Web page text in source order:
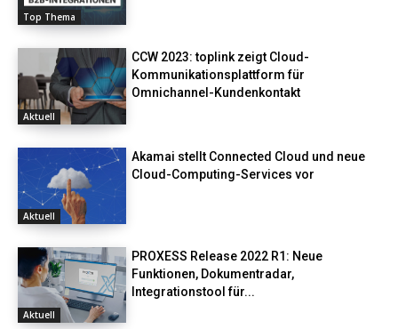
Top Thema
Aktuell
CCW 2023: toplink zeigt Cloud-
Kommunikationsplattform für
Omnichannel-Kundenkontakt
Aktuell
Akamai stellt Connected Cloud und neue
Cloud-Computing-Services vor
Aktuell
PROXESS Release 2022 R1: Neue
Funktionen, Dokumentradar,
Integrationstool für...